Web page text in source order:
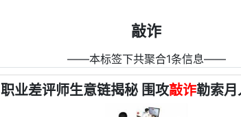
敲诈
――本标签下共聚合1条信息――
职业差评师生意链揭秘 围攻敲诈勒索月